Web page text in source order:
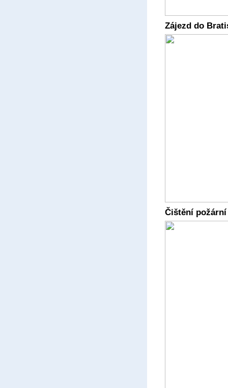
Zájezd do
Čištění požární